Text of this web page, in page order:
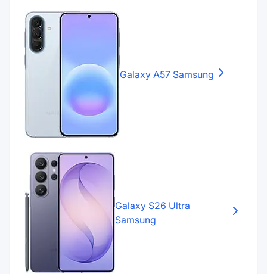
Galaxy A57 Samsung
Galaxy S26 Ultra
Samsung